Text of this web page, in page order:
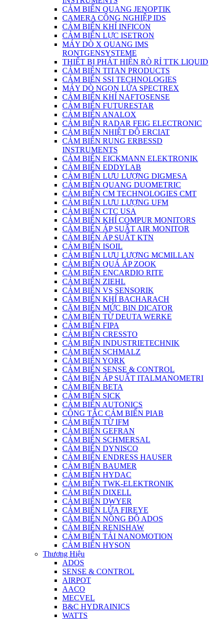
CẢM BIẾN QUANG JENOPTIK
CAMERA CÔNG NGHIỆP IDS
CẢM BIẾN KHÍ INFICON
CẢM BIẾN LỰC ISETRON
MÁY DÒ X QUANG IMS
RONTGENSYSTEME
THIẾT BỊ PHÁT HIỆN RÒ RỈ TTK LIQUID
CẢM BIẾN TITAN PRODUCTS
CẢM BIẾN SSI TECHNOLOGIES
MÁY DÒ NGỌN LỬA SPECTREX
CẢM BIẾN KHÍ NAFTOSENSE
CẢM BIẾN FUTURESTAR
CẢM BIẾN ANALOX
CẢM BIẾN RADAR FEIG ELECTRONIC
CẢM BIẾN NHIỆT ĐỘ ERCIAT
CẢM BIẾN RUNG ERBESSD
INSTRUMENTS
CẢM BIẾN EICKMANN ELEKTRONIK
CẢM BIẾN EDDYLAB
CẢM BIẾN LƯU LƯỢNG DIGMESA
CẢM BIÊN QUANG DUOMETRIC
CẢM BIẾN CM TECHNOLOGIES CMT
CẢM BIẾN LƯU LƯỢNG UFM
CẢM BIẾN CTC USA
CẢM BIẾN KHÍ COMPUR MONITORS
CẢM BIẾN ÁP SUẤT AIR MONITOR
CẢM BIẾN ÁP SUẤT KTN
CẢM BIẾN ISOIL
CẢM BIẾN LƯU LƯỢNG MCMILLAN
CẢM BIẾN QUÁ ÁP ZOOK
CẢM BIẾN ENCARDIO RITE
CẢM BIẾN ZIEHL
CẢM BIẾN VS SENSORIK
CẢM BIẾN KHÍ BACHARACH
CĂM BIẾN MỨC BIN DICATOR
CẢM BIẾN TỪ DEUTA WERKE
CẢM BIẾN FIPA
CẢM BIẾN CRESSTO
CẢM BIẾN INDUSTRIETECHNIK
CẢM BIẾN SCHMALZ
CẢM BIẾN YORK
CẢM BIẾN SENSE & CONTROL
CẢM BIẾN ÁP SUẤT ITALMANOMETRI
CẢM BIẾN BETA
CẢM BIẾN SICK
CẢM BIẾN AUTONICS
CÔNG TẮC CẢM BIẾN PIAB
CẢM BIẾN TỪ IFM
CẢM BIẾN GEFRAN
CẢM BIẾN SCHMERSAL
CẢM BIẾN DYNISCO
CẢM BIẾN ENDRESS HAUSER
CẢM BIẾN BAUMER
CẢM BIẾN HYDAC
CẢM BIẾN TWK-ELEKTRONIK
CẢM BIẾN DIXELL
CẢM BIẾN DWYER
CẢM BIẾN LỬA FIREYE
CẢM BIẾN NỒNG ĐỘ ADOS
CẢM BIẾN RENISHAW
CẢM BIẾN TẢI NANOMOTION
CẢM BIẾN HYSON
Thương Hiệu
ADOS
SENSE & CONTROL
AIRPOT
AACO
MECVEL
B&C HYDRAINICS
WATTS